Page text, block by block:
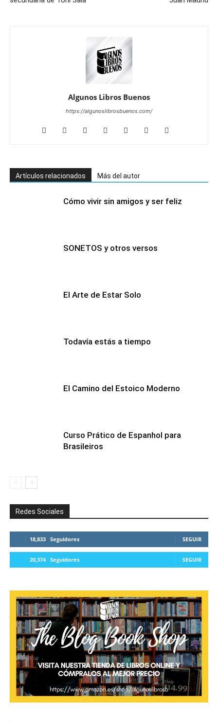
Algunos Libros Buenos
https://algunoslibrosbuenos.com/
Artículos relacionados Más del autor
Cómo vivir sin amigos y ser feliz
SONETOS y otros versos
El Arte de Estar Solo
Todavía estás a tiempo
El Camino del Estoico Moderno
Curso Prático de Espanhol para
Brasileiros
Redes Sociales
18,833 Seguidores SEGUIR
20,374 Seguidores SEGUIR